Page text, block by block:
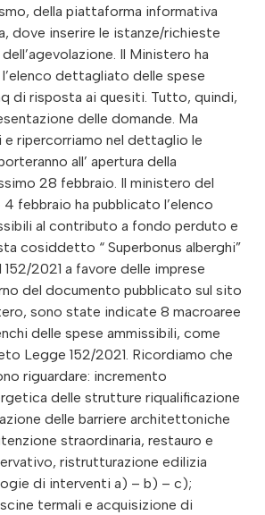
della piattaforma informativa
dove inserire le istanze/richieste
Il Ministero ha
dettagliato delle spese
di risposta ai quesiti. Tutto, quindi,
delle domande. Ma
e ripercorriamo nel dettaglio le
all’ apertura della
28 febbraio. Il ministero del
febbraio ha pubblicato l’elenco
al contributo a fondo perduto e
cosiddetto “ Superbonus alberghi”
152/2021 a favore delle imprese
del documento pubblicato sul sito
sono state indicate 8 macroaree
delle spese ammissibili, come
Legge 152/2021. Ricordiamo che
riguardare: incremento
delle strutture riqualificazione
delle barriere architettoniche
straordinaria, restauro e
ristrutturazione edilizia
di interventi a) – b) – c);
termali e acquisizione di